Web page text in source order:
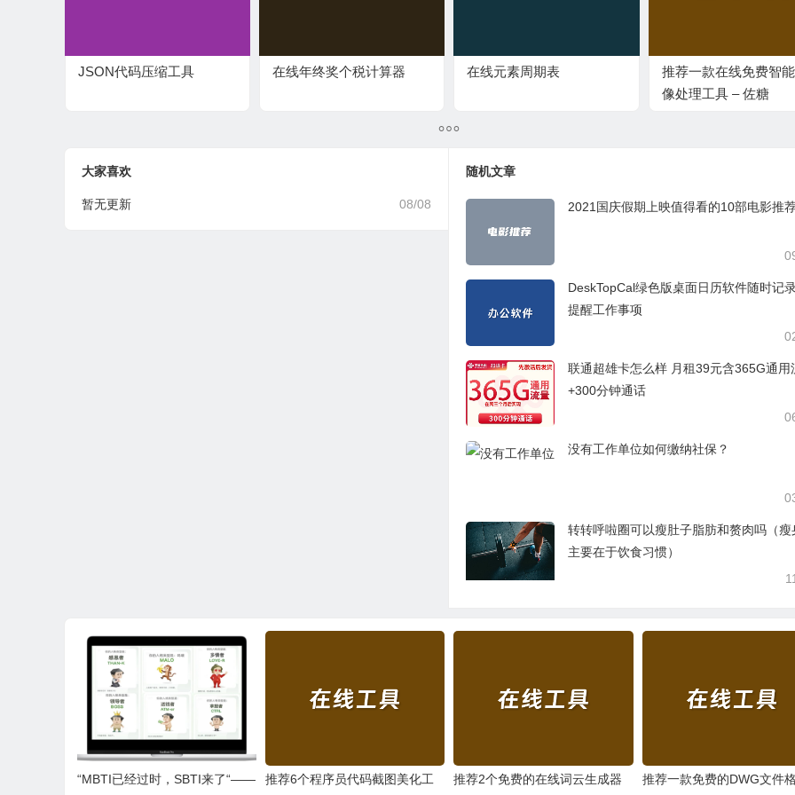
JSON代码压缩工具 在线年终奖个税计算器 在线元素周期表
推荐一款在线免费智
像处理工具 – 佐糖
大家喜欢
08/08
暂无更新
随机文章
2021国庆假期上映值得看的10部电影推
DeskTopCal绿色版桌面日历软件随时记
提醒工作事项
联通超雄卡怎么样 月租39元含365G通用
+300分钟通话
没有工作单位如何缴纳社保？
转转呼啦圈可以瘦肚子脂肪和赘肉吗（瘦
主要在于饮食习惯）
“MBTI已经过时，SBTI来了“——
推荐6个程序员代码截图美化工
推荐2个免费的在线词云生成器
推荐一款免费的DWG文件